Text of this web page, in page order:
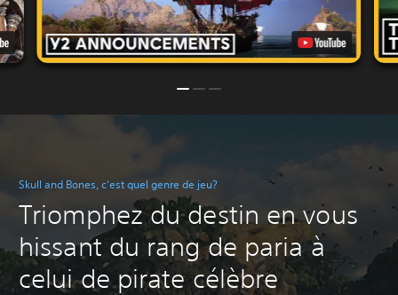
Skull and Bones, c'est quel genre de jeu?
Triomphez du destin en vous
hissant du rang de paria à
celui de pirate célèbre